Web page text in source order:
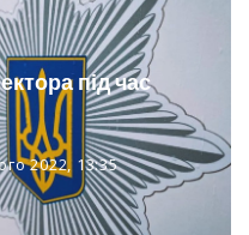
обстрілу
для Одесипід час
2022, 13:35